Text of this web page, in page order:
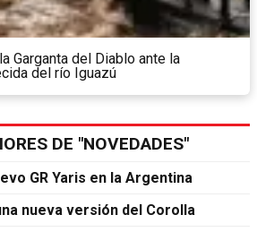
Garganta del Diablo ante la
del río Iguazú
DE "NOVEDADES"
GR Yaris en la Argentina
nueva versión del Corolla